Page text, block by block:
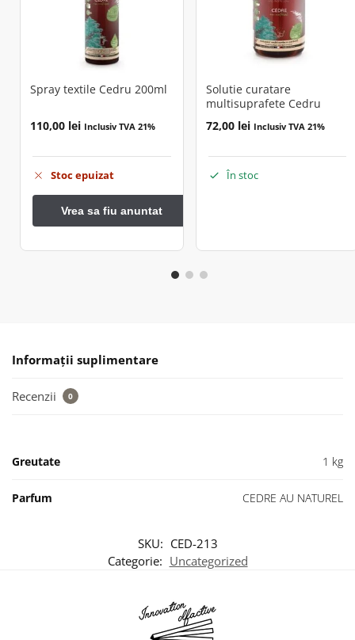
Spray textile Cedru 200ml
110,00 lei Inclusiv TVA 21%
Stoc epuizat
Solutie curatare
multisuprafete Cedru
72,00 lei Inclusiv TVA 21%
În stoc
Informații suplimentare
Recenzii 0
Greutate 1 kg
Parfum CEDRE AU NATUREL
SKU: CED-213
Categorie: Uncategorized